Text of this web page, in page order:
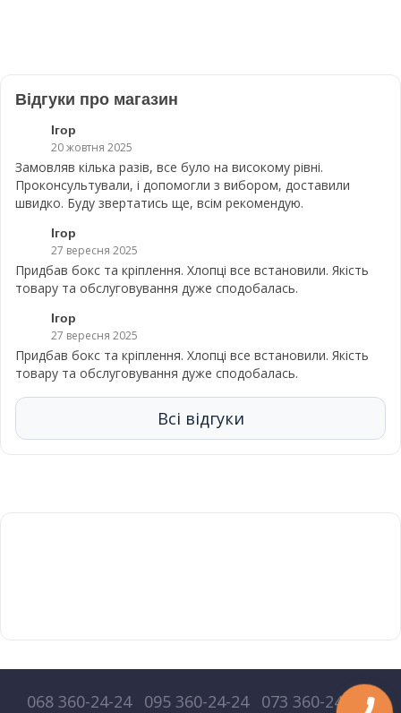
Відгуки про магазин
Ігор
20 жовтня 2025
Замовляв кілька разів, все було на високому рівні.
Проконсультували, і допомогли з вибором, доставили
швидко. Буду звертатись ще, всім рекомендую.
Ігор
27 вересня 2025
Придбав бокс та кріплення. Хлопці все встановили. Якість
товару та обслуговування дуже сподобалась.
Ігор
27 вересня 2025
Придбав бокс та кріплення. Хлопці все встановили. Якість
товару та обслуговування дуже сподобалась.
Всі відгуки
068 360-24-24 095 360-24-24 073 360-24-24